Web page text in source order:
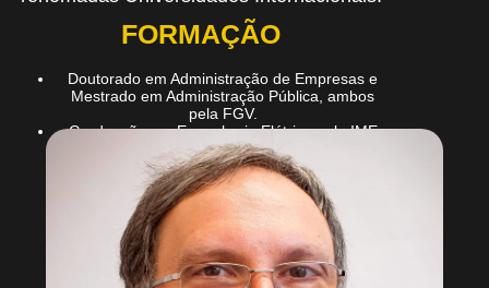
FORMAÇÃO
Doutorado em Administração de Empresas e
Mestrado em Administração Pública, ambos
pela FGV.
Graduação em Engenharia Elétrica pelo IME